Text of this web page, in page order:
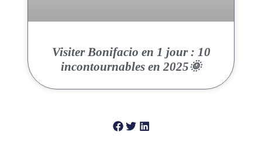
Visiter Bonifacio en 1 jour : 10
incontournables en 2025🌞